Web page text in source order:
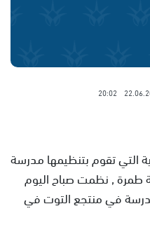
20:02
التي تقوم بتنظيمها مدرسة
طمرة , نظمت صباح اليوم
في منتجع التوت في